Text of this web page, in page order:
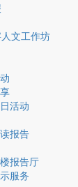
文工作坊
活动
报告
报告厅
服务